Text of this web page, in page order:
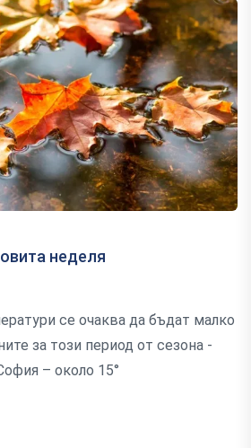
неделя
се очаква да бъдат малко
за този период от сезона -
– около 15°